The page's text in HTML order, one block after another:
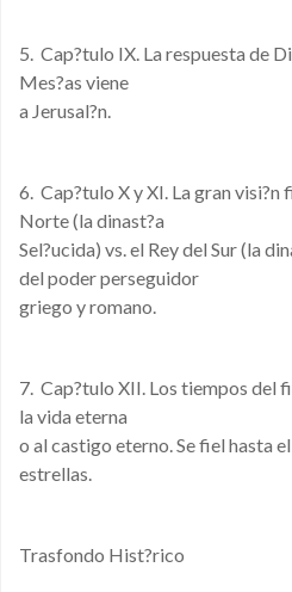
5. Cap?tulo IX. La respuesta de
Mes?as viene
a Jerusal?n.
6. Cap?tulo X y XI. La gran visi?n
Norte (la dinast?a
Sel?ucida) vs. el Rey del Sur (la
del poder perseguidor
griego y romano.
7. Cap?tulo XII. Los tiempos del
la vida eterna
o al castigo eterno. Se fiel hasta
estrellas.
Trasfondo Hist?rico